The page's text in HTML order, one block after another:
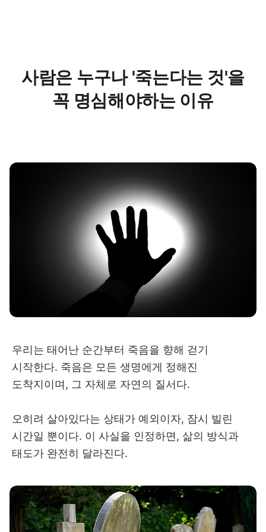
사람은 누구나 '죽는다는 것'을
꼭 명심해야하는 이유
우리는 태어난 순간부터 죽음을 향해 걷기
시작한다. 죽음은 모든 생명에게 정해진
도착지이며, 그 자체로 자연의 질서다.
오히려 살아있다는 상태가 예외이자, 잠시 빌린
시간일 뿐이다. 이 사실을 인정하면, 삶의 방식과
태도가 완전히 달라진다.